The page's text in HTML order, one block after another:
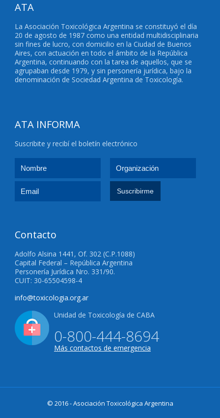
ATA
La Asociación Toxicológica Argentina se constituyó el día
20 de agosto de 1987 como una entidad multidisciplinaria
sin fines de lucro, con domicilio en la Ciudad de Buenos
Aires, con actuación en todo el ámbito de la República
Argentina, continuando con la tarea de aquellos, que se
agrupaban desde 1979, y sin personería jurídica, bajo la
denominación de Sociedad Argentina de Toxicología.
ATA INFORMA
Suscribite y recibí el boletín electrónico
Contacto
Adolfo Alsina 1441, Of. 302 (C.P.1088)
Capital Federal – República Argentina
Personería Jurídica Nro. 331/90.
CUIT: 30-65504598-4
info@toxicologia.org.ar
Unidad de Toxicología de CABA
0-800-444-8694
Más contactos de emergencia
© 2016 - Asociación Toxicológica Argentina